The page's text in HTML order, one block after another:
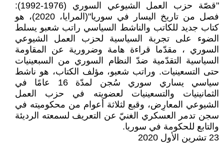
"قصّة حزب العمل الشيوعي السوري (1976-1992):
فصل من تاريخ اليسار في سوريا"(المرايا، 2020)، هو
كتاب جديد للكاتب والناشط السياسي راتب شعبو يسلط
الضوء على تجربة السياسية لحزب العمل الشيوعي
السوري ، مقدّما قراءة هامة وضرورية عن المقاومة
السياسية التقدّمية ضدّ النظام السوري من السبعينيات
حتى التسعينيات. وراتب شعبو، مؤلف الكتاب، هو ناشط
سياسي يساري سوري سُجن لمدّة 16 عامًا في
الثمانينيات والتسعينيات لعضويته في حزب العمل
الشيوعي المعارِض، وقبع لثلاثة أعوام من محكوميته في
سجن تدمر العسكري الغنيّ عن التعريف لسمعته الرديئة
والتابع للحكومة في سوريا.
23 تشرين الأول 2020